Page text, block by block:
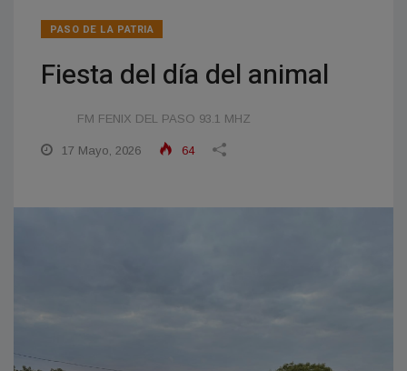
PASO DE LA PATRIA
Fiesta del día del animal
FM FENIX DEL PASO 93.1 MHZ
17 Mayo, 2026 64